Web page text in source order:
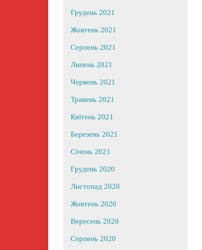
Грудень 2021
Жовтень 2021
Серпень 2021
Липень 2021
Червень 2021
Травень 2021
Квітень 2021
Березень 2021
Січень 2021
Грудень 2020
Листопад 2020
Жовтень 2020
Вересень 2020
Серпень 2020